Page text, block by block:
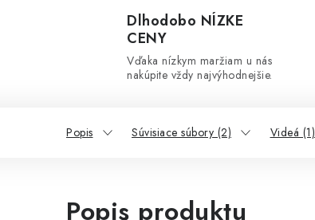
Dlhodobo NÍZKE
CENY
Vďaka nízkym maržiam u nás
nakúpite vždy najvýhodnejšie.
Popis Súvisiace súbory (2) Videá (1)
Popis produktu